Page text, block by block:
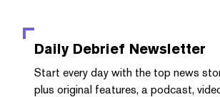
Daily Debrief Newsletter
Start every day with the top news
plus original features, a podcast,